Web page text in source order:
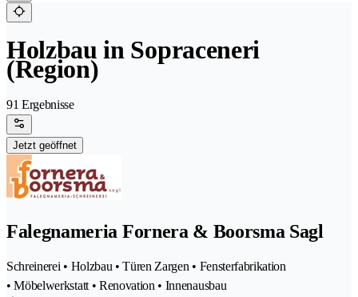
Holzbau in Sopraceneri
(Region)
91 Ergebnisse
Jetzt geöffnet
Falegnameria Fornera & Boorsma Sagl
Schreinerei • Holzbau • Türen Zargen • Fensterfabrikation
• Möbelwerkstatt • Renovation • Innenausbau